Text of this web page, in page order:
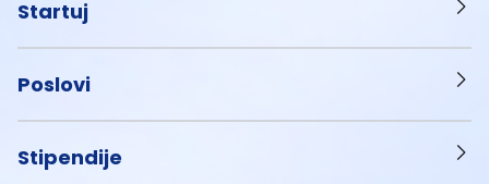
Startuj
Poslovi
Stipendije